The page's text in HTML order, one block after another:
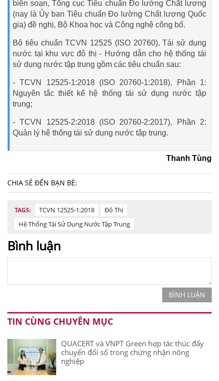
biên soạn, Tổng cục Tiêu chuẩn Đo lường Chất lượng
(nay là Ủy ban Tiêu chuẩn Đo lường Chất lượng Quốc
gia) đề nghị, Bộ Khoa học và Công nghệ công bố.
Bộ tiêu chuẩn TCVN 12525 (ISO 20760), Tái sử dụng
nước tại khu vực đô thị - Hướng dẫn cho hệ thống tái
sử dụng nước tập trung gồm các tiêu chuẩn sau:
- TCVN 12525-1:2018 (ISO 20760-1:2018), Phần 1:
Nguyên tắc thiết kế hệ thống tái sử dụng nước tập
trung;
- TCVN 12525-2:2018 (ISO 20760-2:2017), Phần 2:
Quản lý hệ thống tái sử dụng nước tập trung.
Thanh Tùng
CHIA SẺ ĐẾN BẠN BÈ:
TAGS: TCVN 12525-1:2018
Đô Thị
Hệ Thống Tái Sử Dụng Nước Tập Trung
Bình luận
BÌNH LUẬN
TIN CÙNG CHUYÊN MỤC
QUACERT và VNPT Green hợp tác thúc đẩy
chuyển đổi số trong chứng nhận nông
nghiệp